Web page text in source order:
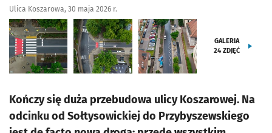
Ulica Koszarowa, 30 maja 2026 r.
GALERIA
24 ZDJĘĆ
Kończy się duża przebudowa ulicy Koszarowej. Na
odcinku od Sołtysowickiej do Przybyszewskiego